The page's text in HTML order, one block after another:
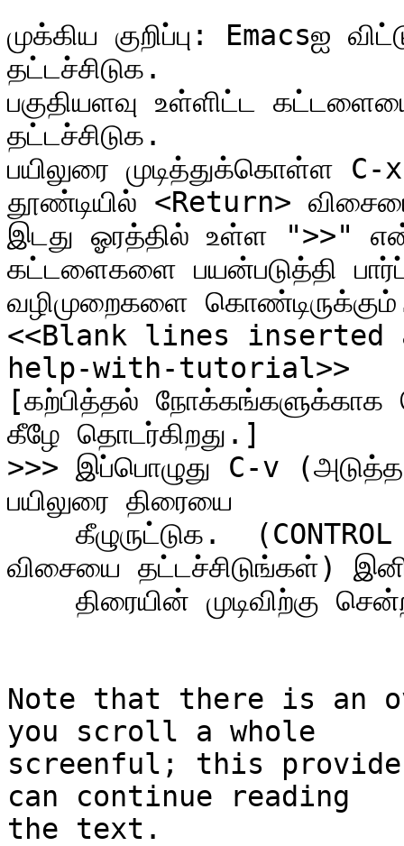
முக்கிய குறிப்பு: Emacsஐ
தட்டச்சிடுக.
பகுதியளவு உள்ளிட்ட
தட்டச்சிடுக.
பயிலுரை முடித்துக்கொள்ள
தூண்டியில் <Return>
இடது ஓரத்தில் உள்ள ">>"
கட்டளைகளை பயன்படுத்தி
வழிமுறைகளை
<<Blank lines
help-with-tutorial>>
[கற்பித்தல் நோக்கங்களுக்காக
>>> இப்பொழுது C-v
விசையை தட்டச்சிடுங்கள்)
Note that there is an
you scroll a whole
screenful; this
can continue reading
the text.